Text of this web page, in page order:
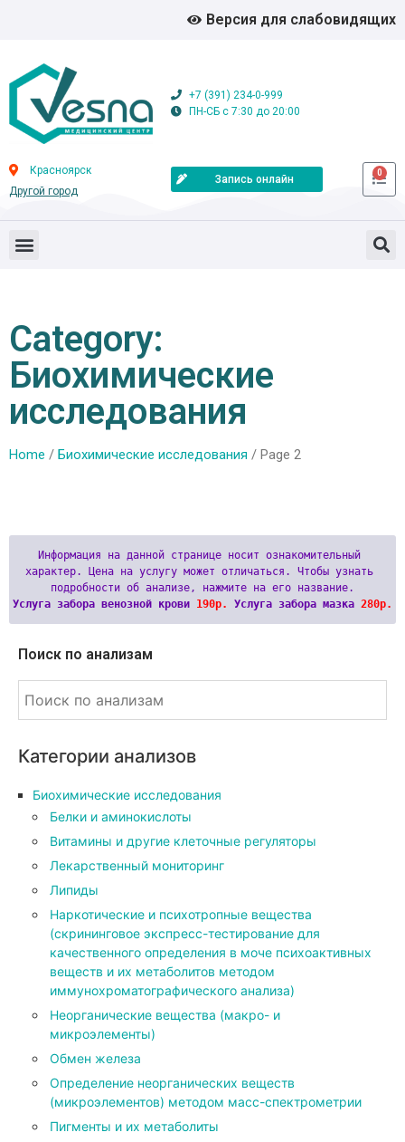
Версия для слабовидящих
+7 (391) 234-0-999
ПН-СБ с 7:30 до 20:00
Красноярск
Другой город
Запись онлайн
0
Category:
Биохимические
исследования
Home / Биохимические исследования / Page 2
Информация на данной странице носит ознакомительный
характер. Цена на услугу может отличаться. Чтобы узнать
Услуга забора венозной крови 190р. Услуга забора мазка 280р.
Поиск по анализам
Категории анализов
Биохимические исследования
Белки и аминокислоты
Витамины и другие клеточные регуляторы
Лекарственный мониторинг
Липиды
Наркотические и психотропные вещества
(скрининговое экспресс-тестирование для
качественного определения в моче психоактивных
веществ и их метаболитов методом
иммунохроматографического анализа)
Неорганические вещества (макро- и
микроэлементы)
Обмен железа
Определение неорганических веществ
(микроэлементов) методом масс-спектрометрии
Пигменты и их метаболиты